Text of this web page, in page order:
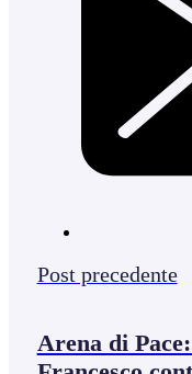
Post precedente
Arena di